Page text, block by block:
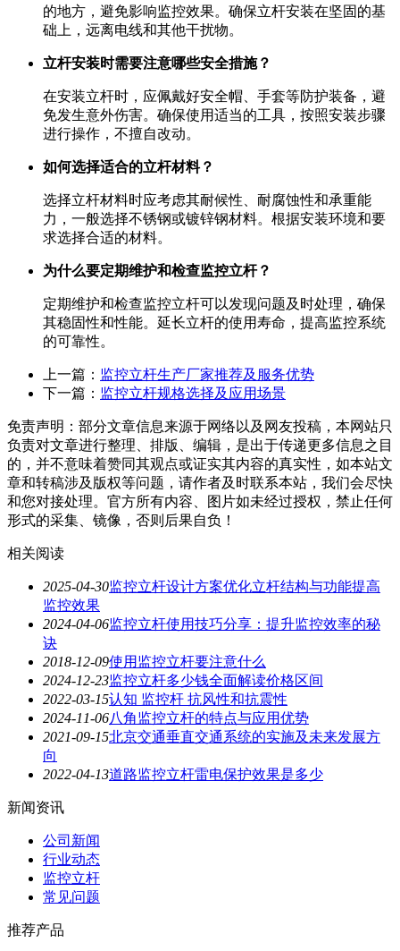
的地方，避免影响监控效果。确保立杆安装在坚固的基
础上，远离电线和其他干扰物。
立杆安装时需要注意哪些安全措施？
在安装立杆时，应佩戴好安全帽、手套等防护装备，避
免发生意外伤害。确保使用适当的工具，按照安装步骤
进行操作，不擅自改动。
如何选择适合的立杆材料？
选择立杆材料时应考虑其耐候性、耐腐蚀性和承重能
力，一般选择不锈钢或镀锌钢材料。根据安装环境和要
求选择合适的材料。
为什么要定期维护和检查监控立杆？
定期维护和检查监控立杆可以发现问题及时处理，确保
其稳固性和性能。延长立杆的使用寿命，提高监控系统
的可靠性。
上一篇： 监控立杆生产厂家推荐及服务优势
下一篇： 监控立杆规格选择及应用场景
免责声明：部分文章信息来源于网络以及网友投稿，本网站只
负责对文章进行整理、排版、编辑，是出于传递更多信息之目
的，并不意味着赞同其观点或证实其内容的真实性，如本站文
章和转稿涉及版权等问题，请作者及时联系本站，我们会尽快
和您对接处理。官方所有内容、图片如未经过授权，禁止任何
形式的采集、镜像，否则后果自负！
相关阅读
2025-04-30监控立杆设计方案优化立杆结构与功能提高
监控效果
2024-04-06监控立杆使用技巧分享：提升监控效率的秘
诀
2018-12-09使用监控立杆要注意什么
2024-12-23监控立杆多少钱全面解读价格区间
2022-03-15认知 监控杆 抗风性和抗震性
2024-11-06八角监控立杆的特点与应用优势
2021-09-15北京交通垂直交通系统的实施及未来发展方
向
2022-04-13道路监控立杆雷电保护效果是多少
新闻资讯
公司新闻
行业动态
监控立杆
常见问题
推荐产品